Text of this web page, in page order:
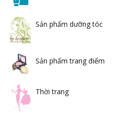
Sản phẩm dưỡng tóc
Sản phẩm trang điểm
Thời trang